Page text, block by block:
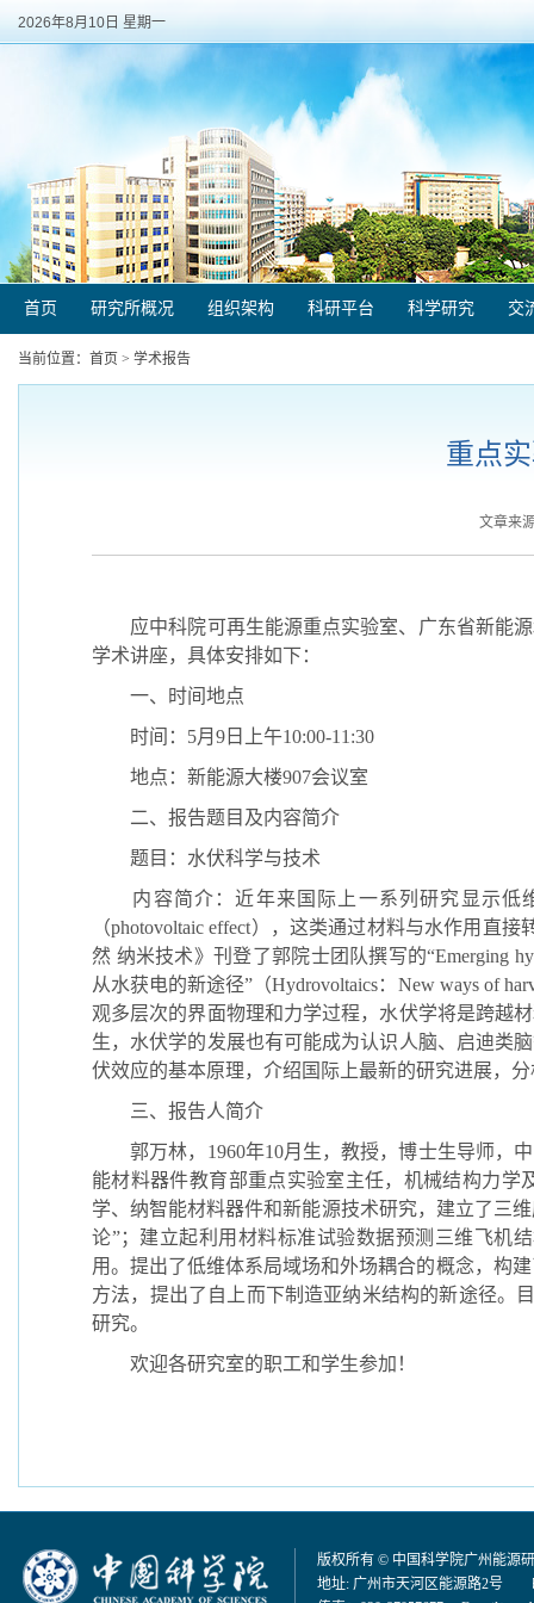
2026年8月10日 星期一
首页 研究所概况 组织架构 科研平台 科学研究 交
当前位置： 首页 > 学术报告
重点
文章来
应中科院可再生能源重点实验室、广东省新能源
学术讲座，具体安排如下：
一、时间地点
时间： 5月 9 日上午10:00-11:30
地点：新能源大楼907会议室
二、报告题目及内容简介
题目：水伏科学与技术
内容简介：近年来国际上一系列研究显示低
（photovoltaic effect），这类通过材料与水作用直接
然 纳米技术》刊登了郭院士团队撰写的“Emerging
从水获电的新途径”（Hydrovoltaics： New ways of
观多层次的界面物理和力学过程，水伏学将是跨越
生，水伏学的发展也有可能成为认识人脑、启迪类
伏效应的基本原理，介绍国际上最新的研究进展，
三、报告人简介
郭万林， 1960年10月生，教授，博士生导师，
能材料器件教育部重点实验室主任，机械结构力
学、纳智能材料器件和新能源技术研究，建立了三
论”；建立起利用材料标准试验数据预测三维飞机
用。提出了低维体系局域场和外场耦合的概念，构
方法，提出了自上而下制造亚纳米结构的新途径。
研究。
欢迎各研究室的职工和学生参加！
版权所有 © 中国科学院广州能源
地址: 广州市天河区能源路2号